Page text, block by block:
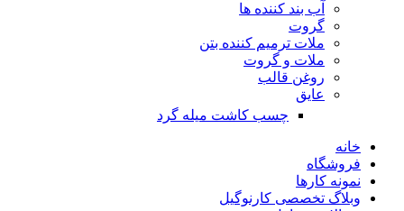
آب بند کننده ها
گروت
ملات ترمیم کننده بتن
ملات و گروت
روغن قالب
عایق
چسب کاشت میله گرد
خانه
فروشگاه
نمونه کارها
وبلاگ تخصصی کارنوگیل